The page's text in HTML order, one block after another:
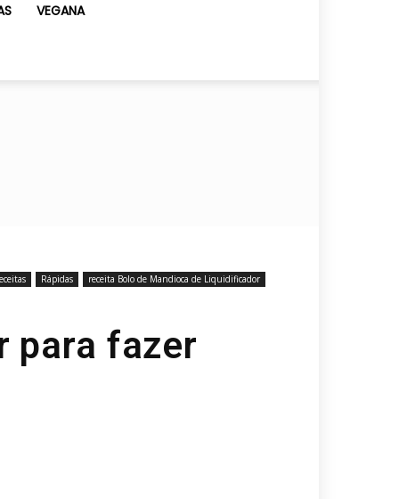
VEGANA
Rápidas receita Bolo de Mandioca de Liquidificador
para fazer